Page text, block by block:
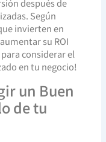
después de
Según
invierten en
su ROI
considerar el
en tu negocio!
un Buen
de tu